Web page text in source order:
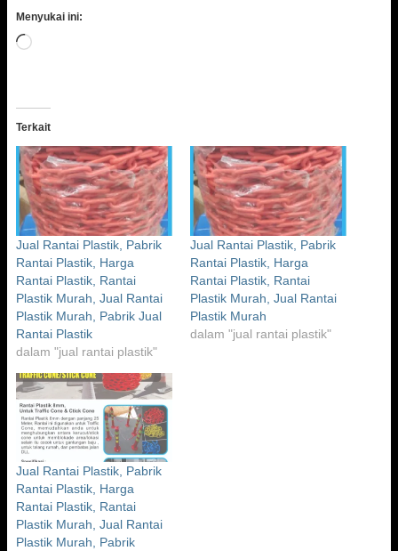
Menyukai ini:
Memuat...
Terkait
Jual Rantai Plastik, Pabrik
Rantai Plastik, Harga
Rantai Plastik, Rantai
Plastik Murah, Jual Rantai
Plastik Murah, Pabrik Jual
Rantai Plastik
dalam "jual rantai plastik"
Jual Rantai Plastik, Pabrik
Rantai Plastik, Harga
Rantai Plastik, Rantai
Plastik Murah, Jual Rantai
Plastik Murah
dalam "jual rantai plastik"
Jual Rantai Plastik, Pabrik
Rantai Plastik, Harga
Rantai Plastik, Rantai
Plastik Murah, Jual Rantai
Plastik Murah, Pabrik